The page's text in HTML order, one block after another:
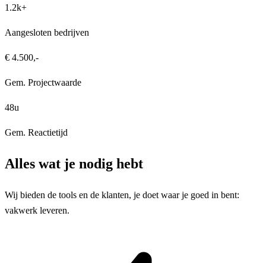
1.2k+
Aangesloten bedrijven
€ 4.500,-
Gem. Projectwaarde
48u
Gem. Reactietijd
Alles wat je nodig hebt
Wij bieden de tools en de klanten, je doet waar je goed in bent:
vakwerk leveren.